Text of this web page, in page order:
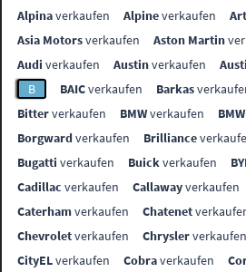
Alpinaverkaufen Alpineverkaufen
Asia Motorsverkaufen Aston Martin
Audi verkaufen Austinverkaufen
B
BAICverkaufen Barkas
Bitterverkaufen BMWverkaufen
Borgwardverkaufen Brilliance
Bugatti verkaufen Buickverkaufen
Cadillac verkaufen Callawayverkaufen
Caterhamverkaufen Chatenet
Chevroletverkaufen Chryslerverkaufen
CityELverkaufen Cobraverkaufen